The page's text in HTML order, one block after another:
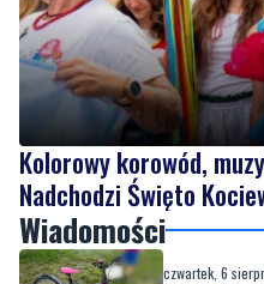
Kolorowy korowód,
Nadchodzi Święto
Wiadomości
czwartek, 6
Nietrzeźwy
dzieckiem.